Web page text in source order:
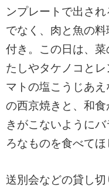
ンプレートで出さ
でなく、肉と魚の
付き。この日は、
たしやタケノコと
マトの塩こうじあ
の西京焼きと、和
きがこないように
ろなものを食べてほ
送別会などの貸し